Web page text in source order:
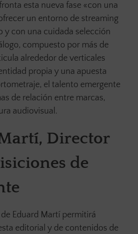
esta nueva fase «con una
un entorno de streaming
y con una cuidada selección
compuesto por más de
alrededor de verticales
propia y una apuesta
el talento emergente
de relación entre marcas,
audiovisual.
Director
de
Eduard Martí permitirá
editorial y de contenidos de